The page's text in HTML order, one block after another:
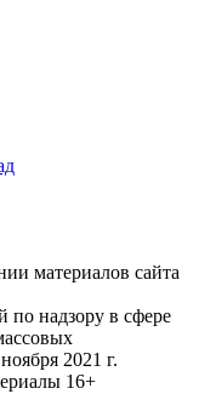
материалов сайта
по надзору в сфере
2021 г.
16+